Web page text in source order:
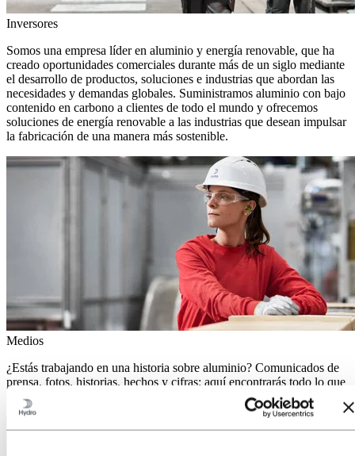
Inversores
Somos una empresa líder en aluminio y energía renovable, que ha
creado oportunidades comerciales durante más de un siglo mediante
el desarrollo de productos, soluciones e industrias que abordan las
necesidades y demandas globales. Suministramos aluminio con bajo
contenido en carbono a clientes de todo el mundo y ofrecemos
soluciones de energía renovable a las industrias que desean impulsar
la fabricación de una manera más sostenible.
Medios
¿Estás trabajando en una historia sobre aluminio? Comunicados de
prensa, fotos, historias, hechos y cifras: aquí encontrarás todo lo que
necesitas.